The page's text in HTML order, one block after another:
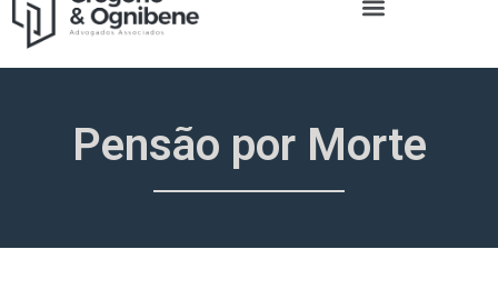
Pensão por Morte